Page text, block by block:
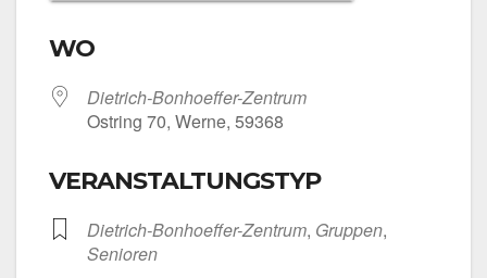
WO
Dietrich-Bonhoeffer-Zentrum
Ost­ring 70, Wer­ne, 59368
VERANSTALTUNGSTYP
Dietrich-Bonhoeffer-Zentrum, Grup­pen,
Senio­ren